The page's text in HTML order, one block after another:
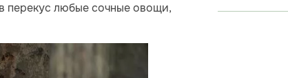
перекус любые сочные овощи,